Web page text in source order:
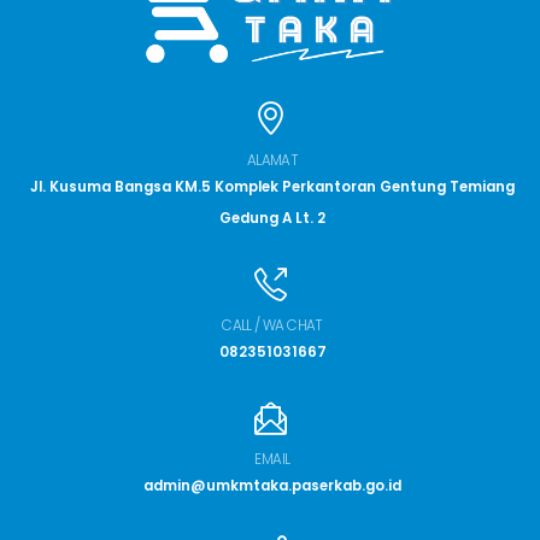
ALAMAT
Jl. Kusuma Bangsa KM.5 Komplek Perkantoran Gentung Temiang
Gedung A Lt. 2
CALL / WA CHAT
082351031667
EMAIL
admin@umkmtaka.paserkab.go.id